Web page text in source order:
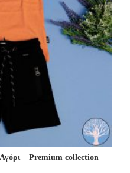
– Premium collection